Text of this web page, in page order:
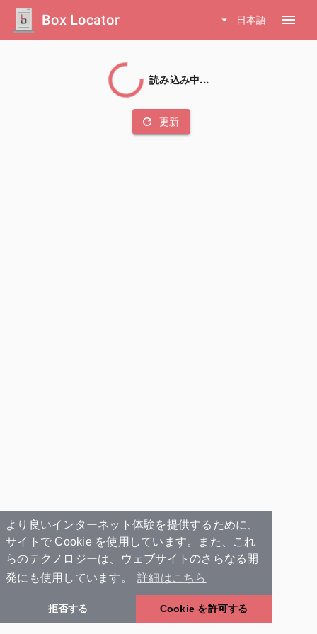
より良いインターネット体験を提供するために、
サイトで Cookie を使用しています。また、これ
らのテクノロジーは、ウェブサイトのさらなる開
発にも使用しています。
詳細はこちら
拒否する Cookie を許可する
Box Locator arrow_drop_down 日本語 menu
読み込み中...
refresh 更新